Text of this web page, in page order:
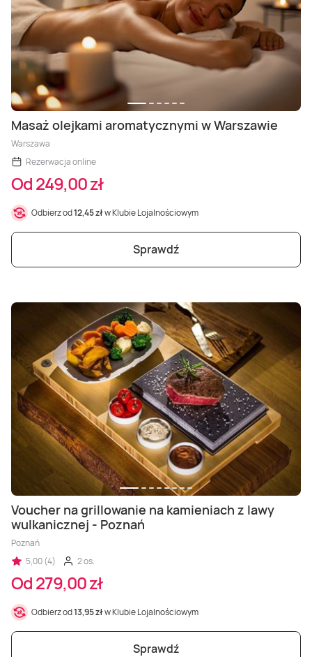
Masaż olejkami aromatycznymi w Warszawie
Warszawa
Rezerwacja online
Od 249,00 zł
Odbierz od12,45 złw Klubie Lojalnościowym
Sprawdź
Voucher na grillowanie na kamieniach z lawy
wulkanicznej - Poznań
Poznań
5,00 (4)
2 os.
Od 279,00 zł
Odbierz od13,95 złw Klubie Lojalnościowym
Sprawdź